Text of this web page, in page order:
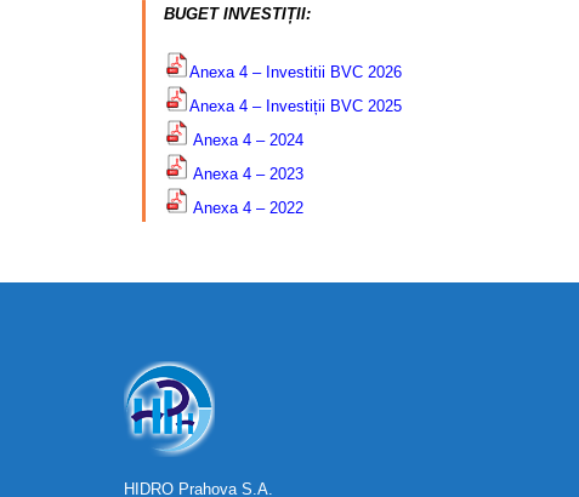
BUGET INVESTIȚII:
Anexa 4 – Investitii BVC 2026
Anexa 4 – Investiții BVC 2025
Anexa 4 – 2024
Anexa 4 – 2023
Anexa 4 – 2022
HIDRO Prahova S.A.